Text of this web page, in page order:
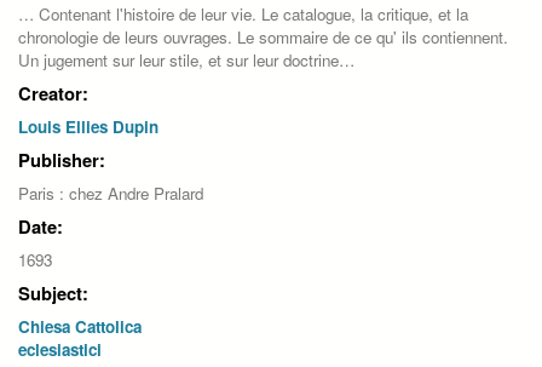
… Contenant l'histoire de leur vie. Le catalogue, la critique, et la
chronologie de leurs ouvrages. Le sommaire de ce qu' ils contiennent.
Un jugement sur leur stile, et sur leur doctrine…
Creator:
Louis Ellies Dupin
Publisher:
Paris : chez Andre Pralard
Date:
1693
Subject:
Chiesa Cattolica
eclesiastici